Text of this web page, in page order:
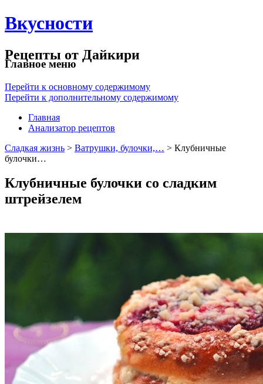
Вкусности
Рецепты от Дайкири
Главное меню
Перейти к основному содержимому
Перейти к дополнительному содержимому
Главная
Анализатор рецептов
Сладкая жизнь > Ватрушки, булочки,… > Клубничные
булочки…
Клубничные булочки со сладким
штрейзелем